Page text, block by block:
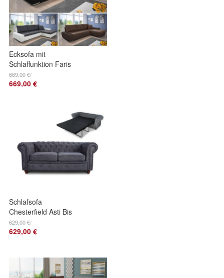
Ecksofa mit
Schlaffunktion Faris
- Couch mit
Bettkasten,
669,00 €/
669,00 €
Schlafsofa
Chesterfield Asti Bis
2-Sitzer, Sofa mit
Schlaffunktion,
629,00 €/
629,00 €